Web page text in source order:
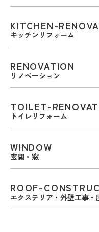
KITCHEN-
キッチンリフォーム
RENOVATION
リノベーション
TOILET-
トイレリフォーム
WINDOW
玄関・窓
ROOF-
エクステリア・外壁工事・